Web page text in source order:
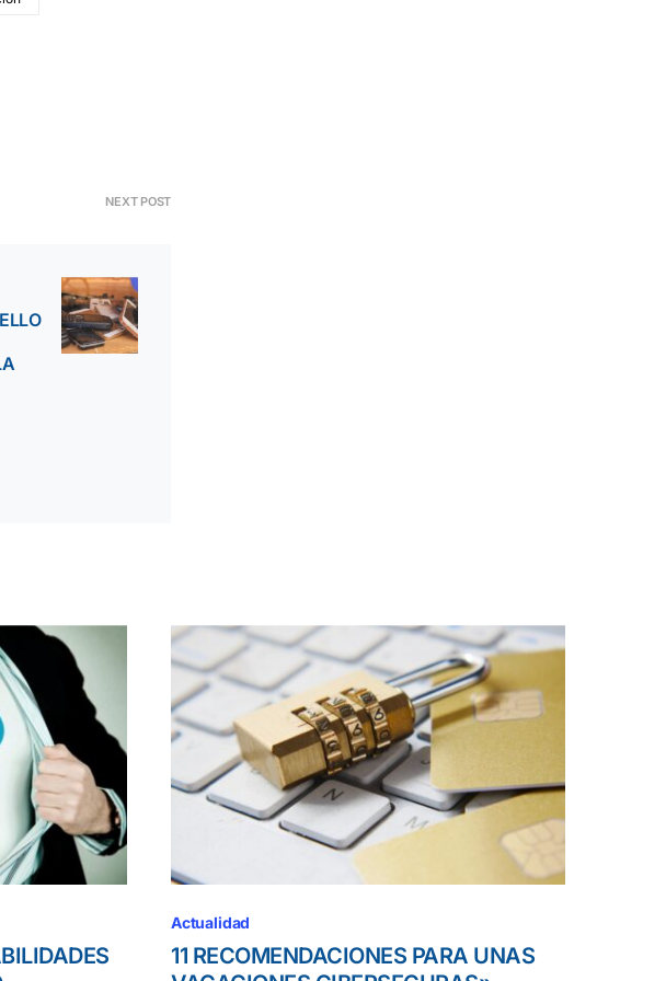
NEXT POST
Actualidad
11 RECOMENDACIONES PARA UNAS